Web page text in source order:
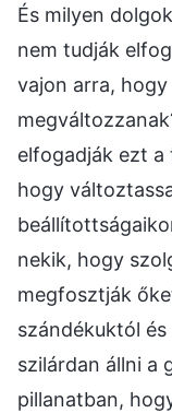
És milyen
nem tudják
vajon arra,
elfogadják ezt a
hogy
nekik, hogy
megfosztják
szándékuktól
szilárdan állni a
pillanatban,